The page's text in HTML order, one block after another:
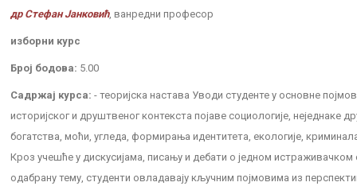
др Стефан Јанковић, ванредни професор
изборни курс
Број бодова: 5.00
Садржај курса: - теоријска настава Уводи студенте у основне
историјског и друштвеног контекста појаве социологије, неједнаке
богатства, моћи, угледа, формирања идентитета, екологије,
Кроз учешће у дискусијама, писању и дебати о једном
одабрану тему, студенти овладавају кључним појмовима из